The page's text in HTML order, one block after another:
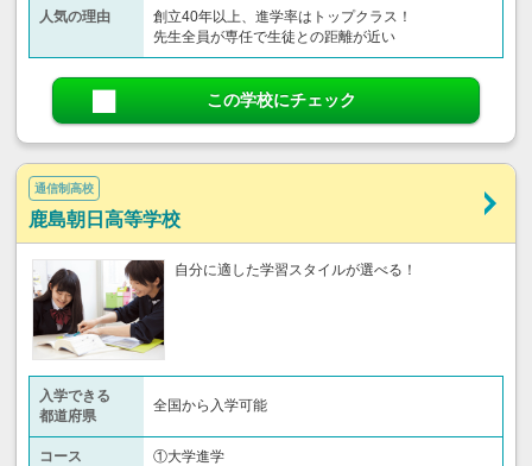
人気の理由
創立40年以上、進学率はトップクラス！
先生全員が専任で生徒との距離が近い
この学校にチェック
通信制高校
鹿島朝日高等学校
自分に適した学習スタイルが選べる！
入学できる
都道府県
全国から入学可能
コース
①大学進学